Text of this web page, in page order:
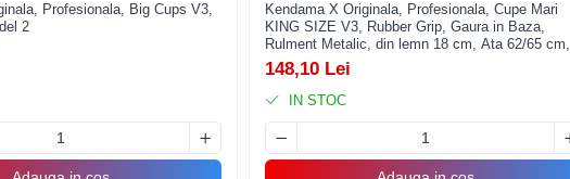
Profesionala, Big Cups V3,
2
Kendama X Originala, Profesionala, Cupe Mari
KING SIZE V3, Rubber Grip, Gaura in Baza,
Rulment Metalic, din lemn 18 cm, Ata 62/65 cm,
Gradient Verde/Albastru
148,10 Lei
IN STOC